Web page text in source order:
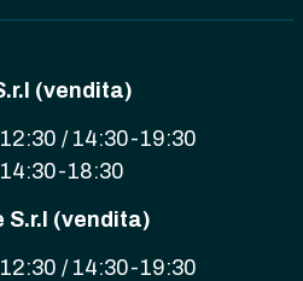
(vendita)
/ 14:30-19:30
18:30
S.r.l (vendita)
/ 14:30-19:30